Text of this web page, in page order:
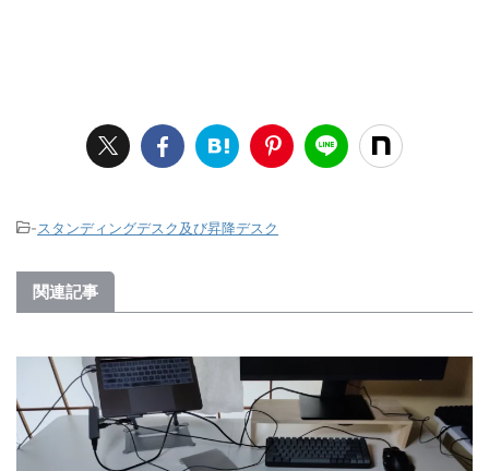
-スタンディングデスク及び昇降デスク
関連記事